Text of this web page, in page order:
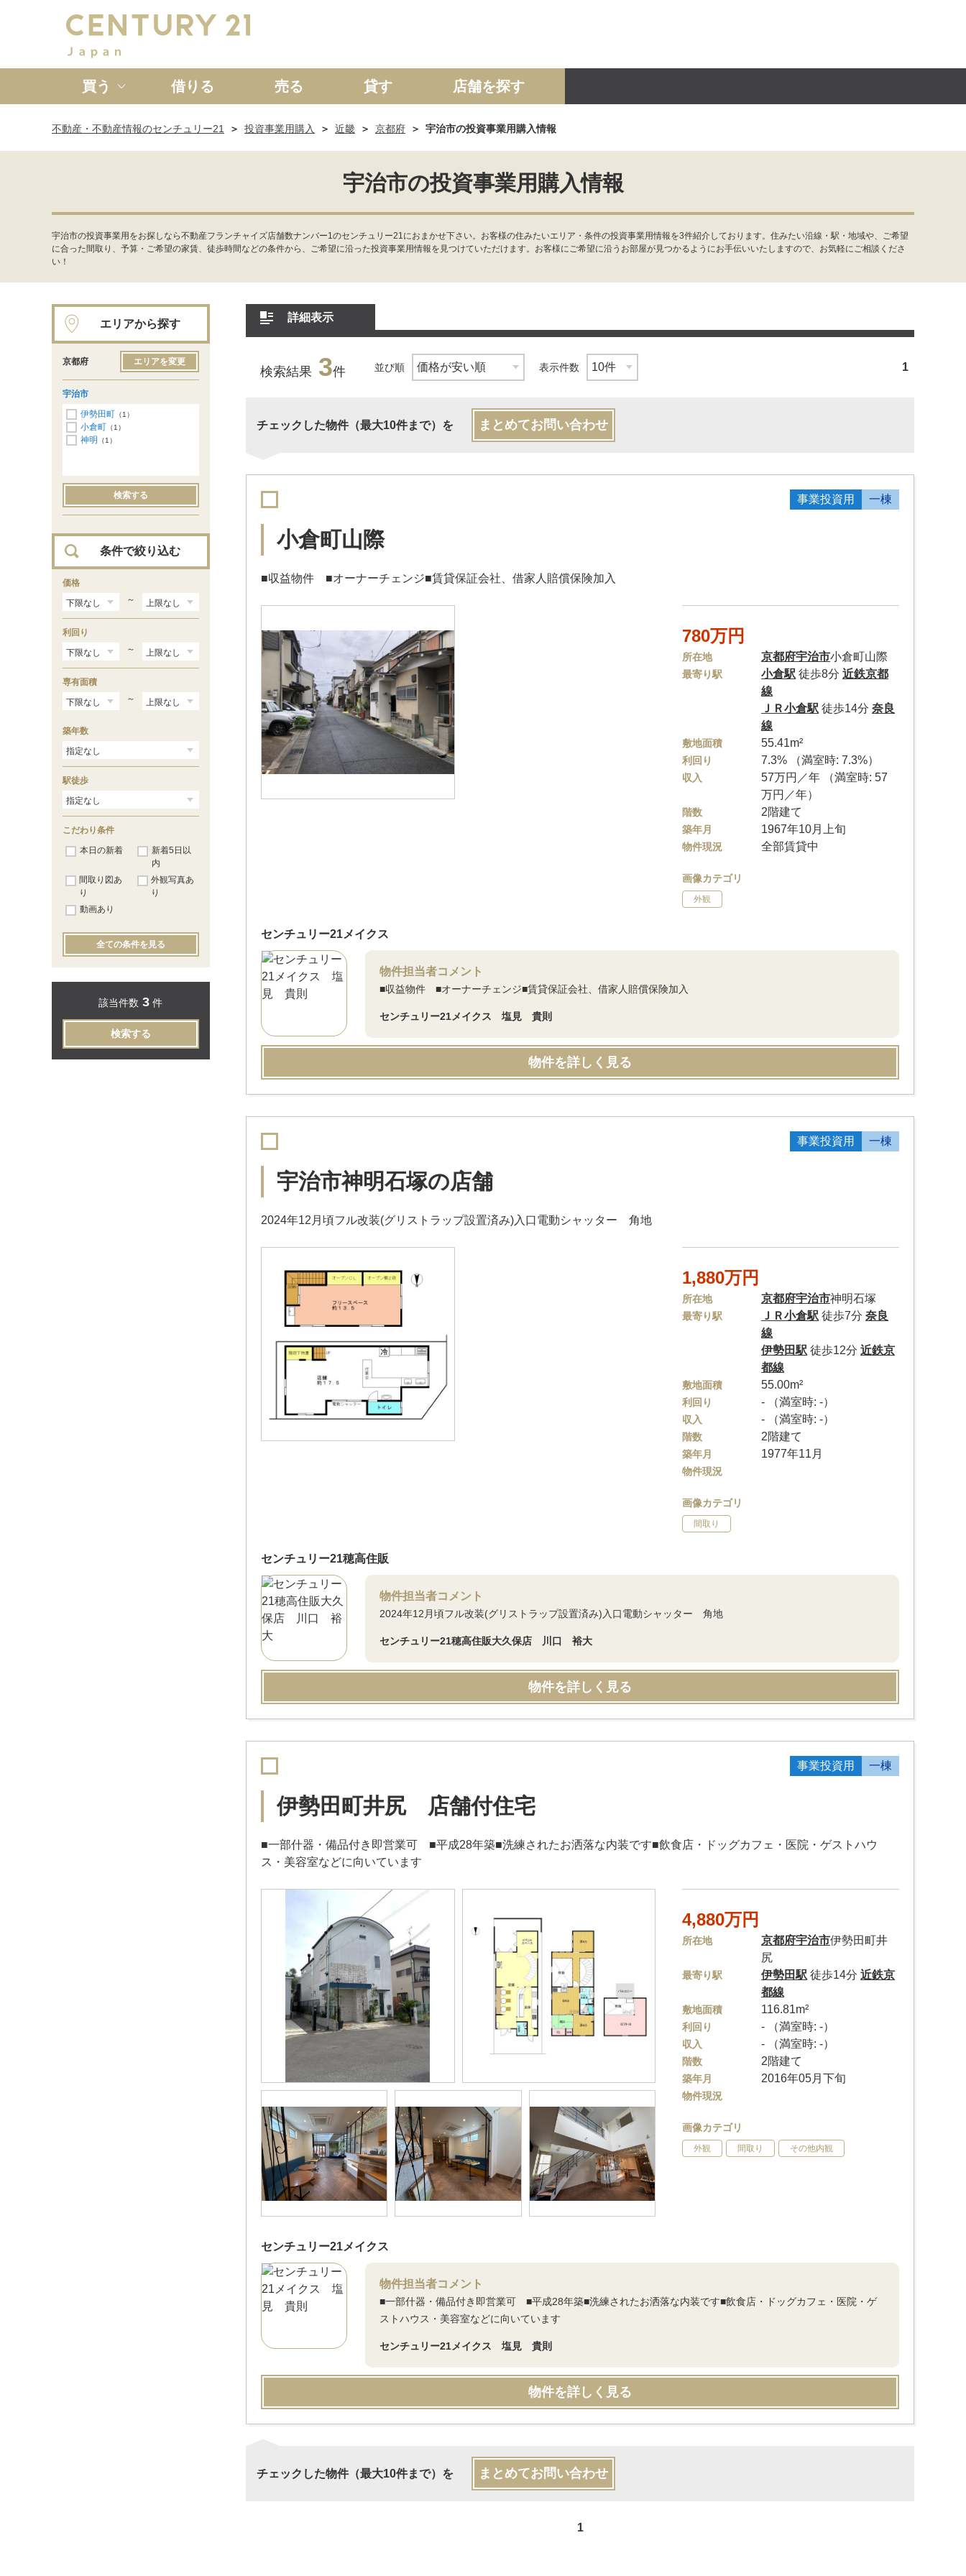
買う
新築一戸建て 中古一戸建て マンション 土地
借りる 売る 貸す 店舗を探す
不動産・不動産情報のセンチュリー21 投資事業用購入 近畿 京都府 宇治市の投資事業用購入情報
宇治市の投資事業用購入情報
宇治市の投資事業用をお探しなら不動産フランチャイズ店舗数ナンバー1のセンチュリー21におまかせ下さい。お客様の住みたいエリア・条件の投資事業用情報を3件紹介しております。住みたい沿線・駅・地域や、ご希望
に合った間取り、予算・ご希望の家賃、徒歩時間などの条件から、ご希望に沿った投資事業用情報を見つけていただけます。お客様にご希望に沿うお部屋が見つかるようにお手伝いいたしますので、お気軽にご相談くださ
い！
詳細表示
検索結果 3件 並び順 表示件数 1
チェックした物件（最大10件まで）を まとめてお問い合わせ
事業投資用 一棟
小倉町山際
■収益物件 ■オーナーチェンジ■賃貸保証会社、借家人賠償保険加入
780万円
所在地 京都府宇治市小倉町山際
最寄り駅 小倉駅 徒歩8分近鉄京都
線
ＪＲ小倉駅 徒歩14分奈良
線
敷地面積 55.41m²
利回り 7.3% （満室時: 7.3%）
収入
57万円／年 （満室時: 57
万円／年）
階数 2階建て
築年月 1967年10月上旬
物件現況 全部賃貸中
画像カテゴリ
外観
センチュリー21メイクス
物件担当者コメント
■収益物件 ■オーナーチェンジ■賃貸保証会社、借家人賠償保険加入
センチュリー21メイクス 塩見 貴則
物件を詳しく見る
事業投資用 一棟
宇治市神明石塚の店舗
2024年12月頃フル改装(グリストラップ設置済み)入口電動シャッター 角地
1,880万円
所在地 京都府宇治市神明石塚
最寄り駅 ＪＲ小倉駅 徒歩7分奈良
線
伊勢田駅 徒歩12分近鉄京
都線
敷地面積 55.00m²
利回り - （満室時: -）
収入 - （満室時: -）
階数 2階建て
築年月 1977年11月
物件現況
画像カテゴリ
間取り
センチュリー21穂高住販
物件担当者コメント
2024年12月頃フル改装(グリストラップ設置済み)入口電動シャッター 角地
センチュリー21穂高住販大久保店 川口 裕大
物件を詳しく見る
事業投資用 一棟
伊勢田町井尻 店舗付住宅
■一部什器・備品付き即営業可 ■平成28年築■洗練されたお洒落な内装です■飲食店・ドッグカフェ・医院・ゲストハウ
ス・美容室などに向いています
4,880万円
所在地 京都府宇治市伊勢田町井
尻
最寄り駅 伊勢田駅 徒歩14分近鉄京
都線
敷地面積 116.81m²
利回り - （満室時: -）
収入 - （満室時: -）
階数 2階建て
築年月 2016年05月下旬
物件現況
画像カテゴリ
外観 間取り その他内観
センチュリー21メイクス
物件担当者コメント
■一部什器・備品付き即営業可 ■平成28年築■洗練されたお洒落な内装です■飲食店・ドッグカフェ・医院・ゲ
ストハウス・美容室などに向いています
センチュリー21メイクス 塩見 貴則
物件を詳しく見る
チェックした物件（最大10件まで）を まとめてお問い合わせ
1
エリアから探す
京都府 エリアを変更
宇治市
伊勢田町 （1）
小倉町 （1）
神明 （1）
検索する
条件で絞り込む
価格
～
利回り
～
専有面積
～
築年数
駅徒歩
こだわり条件
本日の新着
新着5日以
内
間取り図あ
り
外観写真あ
り
動画あり
全ての条件を見る
該当件数 3 件
検索する